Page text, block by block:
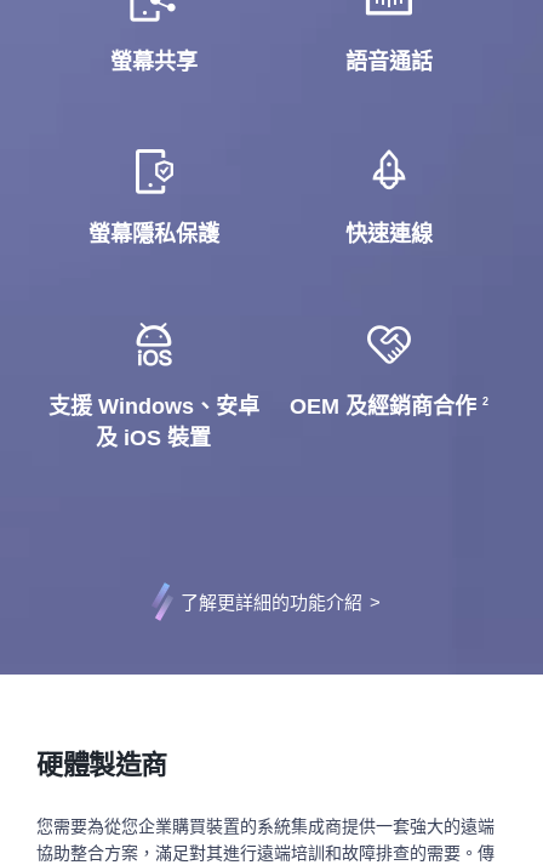
螢幕共享 語音通話
螢幕隱私保護 快速連線
支援 Windows、安卓
及 iOS 裝置
OEM 及經銷商合作 2
了解更詳細的功能介紹 >
硬體製造商
您需要為從您企業購買裝置的系統集成商提供一套強大的遠端
協助整合方案，滿足對其進行遠端培訓和故障排查的需要。傳